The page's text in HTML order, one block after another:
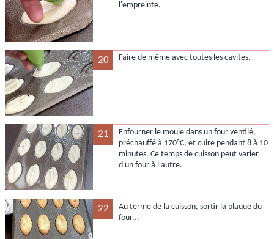
l'empreinte.
20 Faire de même avec toutes les cavités.
21
Enfourner le moule dans un four ventilé,
préchauffé à 170°C, et cuire pendant 8 à 10
minutes. Ce temps de cuisson peut varier
d'un four à l'autre.
22
Au terme de la cuisson, sortir la plaque du
four...